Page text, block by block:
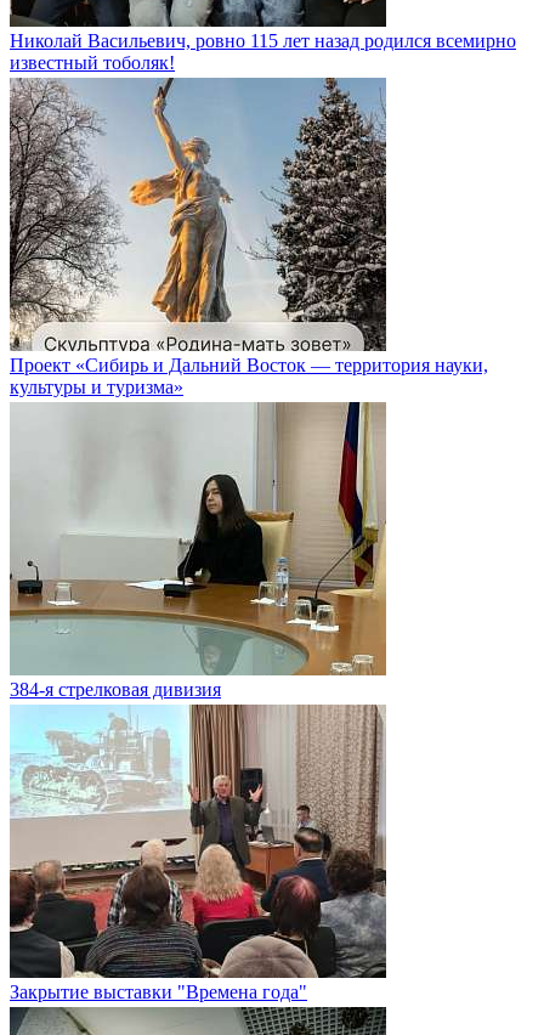
Николай Васильевич, ровно 115 лет назад родился всемирно
известный тоболяк!
Проект «Сибирь и Дальний Восток — территория науки,
культуры и туризма»
384-я стрелковая дивизия
Закрытие выставки "Времена года"